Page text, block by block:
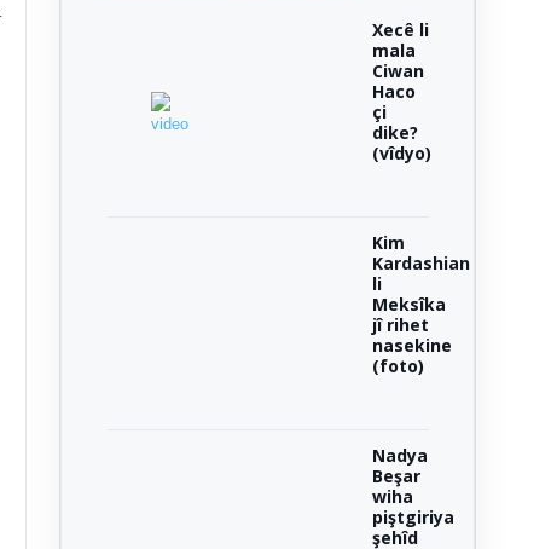
Xecê li
mala
Ciwan
Haco
çi
dike?
(vîdyo)
Kim
Kardashian
li
Meksîka
jî rihet
nasekine
(foto)
Nadya
Beşar
wiha
piştgiriya
şehîd